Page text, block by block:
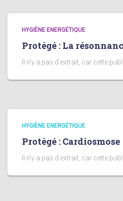
HYGIÈNE ENERGÉTIQUE
Protégé : La
Il n’y a pas d’extrait, car cette
HYGIÈNE ENERGÉTIQUE
Protégé : Cardiosmose
Il n’y a pas d’extrait, car cette